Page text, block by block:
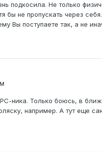
подкосила. Не только
бы не пропускать через
Вы поступаете так, а не
ника. Только боюсь, в
например. А тут еще